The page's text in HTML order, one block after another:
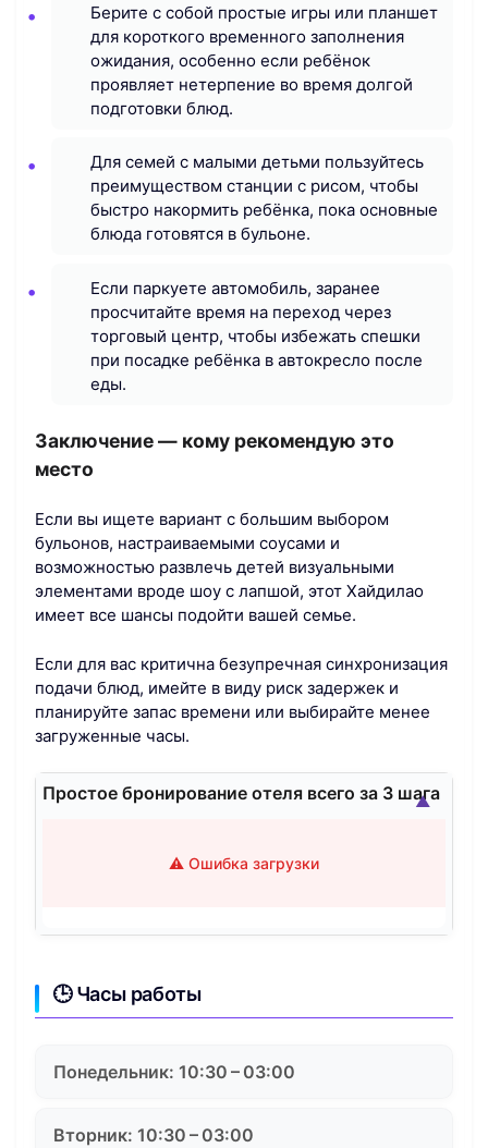
Берите с собой простые игры или планшет
для короткого временного заполнения
ожидания, особенно если ребёнок
проявляет нетерпение во время долгой
подготовки блюд.
Для семей с малыми детьми пользуйтесь
преимуществом станции с рисом, чтобы
быстро накормить ребёнка, пока основные
блюда готовятся в бульоне.
Если паркуете автомобиль, заранее
просчитайте время на переход через
торговый центр, чтобы избежать спешки
при посадке ребёнка в автокресло после
еды.
Заключение — кому рекомендую это
место
Если вы ищете вариант с большим выбором
бульонов, настраиваемыми соусами и
возможностью развлечь детей визуальными
элементами вроде шоу с лапшой, этот Хайдилaо
имеет все шансы подойти вашей семье.
Если для вас критична безупречная синхронизация
подачи блюд, имейте в виду риск задержек и
планируйте запас времени или выбирайте менее
загруженные часы.
Простое бронирование отеля всего за 3 шага
⚠️ Ошибка загрузки
▲
🕒 Часы работы
Понедельник: 10:30 – 03:00
Вторник: 10:30 – 03:00